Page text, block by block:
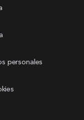
personales